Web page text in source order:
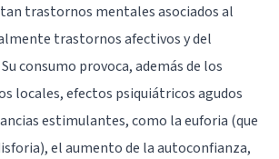
trastornos mentales asociados al
trastornos afectivos y del
consumo provoca, además de los
locales, efectos psiquiátricos agudos
estimulantes, como la euforia (que
el aumento de la autoconfianza,